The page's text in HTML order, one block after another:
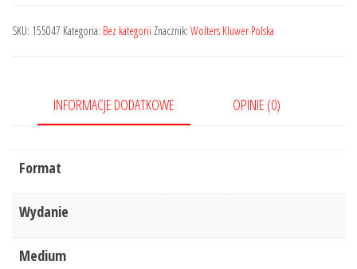
MATERIAŁÓW
kosztorysowej
najmu
-
kwartał
SKU: 155047 Kategoria: Bez kategorii Znacznik: Wolters Kluwer Polska
INFORMACJE DODATKOWE OPINIE (0)
Format
Wydanie
Medium